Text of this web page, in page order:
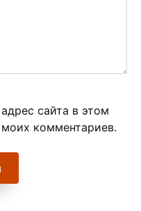
сайта в этом
комментариев.